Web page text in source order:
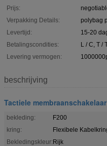
Prijs:
Verpakking Details:
polybag
Levertijd:
15-20
Betalingscondities:
L / C, T /
Levering vermogen:
beschrijving
Tactiele membraanschakelaar
bekleding:
F200
kring:
Flexibele
Bekledingskleur:Rijk